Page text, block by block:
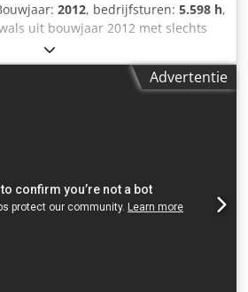
2012, bedrijfsturen: 5.598 h,
uit bouwjaar 2012 met slechts
Bomag * Type:
2012 * Afgelezen bedrijfsuren:
13.100 KG * A/C -
gegevens zonder garantie, fouten
voorbehouden.
Advertentie